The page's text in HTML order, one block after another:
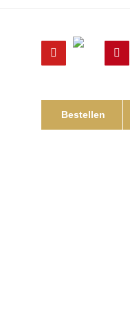
YouTube
Shop
Bestellen